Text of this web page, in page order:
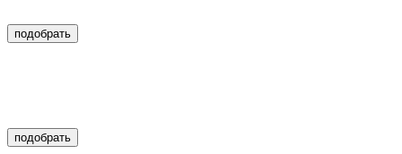
подобрать
подобрать